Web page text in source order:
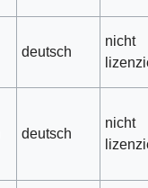
deutsch
nicht
deutsch
nicht